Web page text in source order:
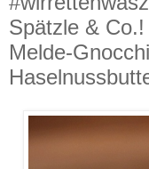
Spätzle & Co.!
Melde-